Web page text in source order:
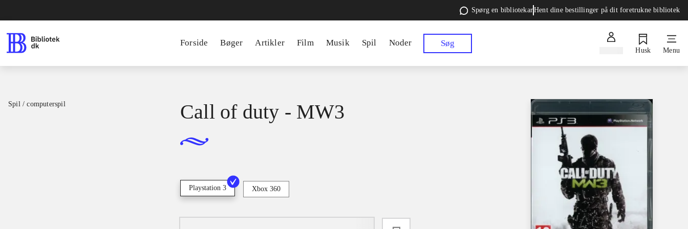
Spørg en bibliotekarHent dine bestillinger på dit foretrukne bibliotek
Forside Bøger Artikler Film Musik Spil Noder Søg
Husk Menu
Spil / computerspil Call of duty - MW3
Playstation 3 Xbox 360